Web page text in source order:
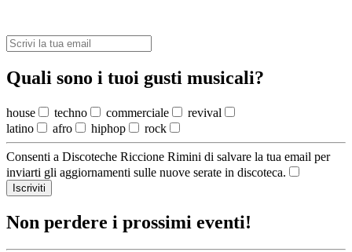
Quali sono i tuoi gusti musicali?
house techno commerciale
revival
latino
afro hiphop rock
Consenti a Discoteche Riccione Rimini di salvare la tua email per
inviarti gli aggiornamenti sulle nuove serate in discoteca.
Iscriviti
Non perdere i prossimi eventi!